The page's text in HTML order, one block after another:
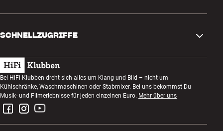
Rückgabe und Reklamation
Bestellung widerrufen
AGB
Datenschutzerklärung
Impressum
Kundenklub
Abend zum Zuhören
Wettbewerbe
Jobs bei HiFi Klubben
SCHNELLZUGRIFFE
Geschenkkarte
Bauen mit Klang
Montage und Installation
Bei HiFi Klubben dreht sich alles um Klang und Bild – nicht um
Kühlschränke, Waschmaschinen oder Stabmixer. Bei uns bekommst Du
Musik- und Filmerlebnisse für jeden einzelnen Euro. Mehr über uns